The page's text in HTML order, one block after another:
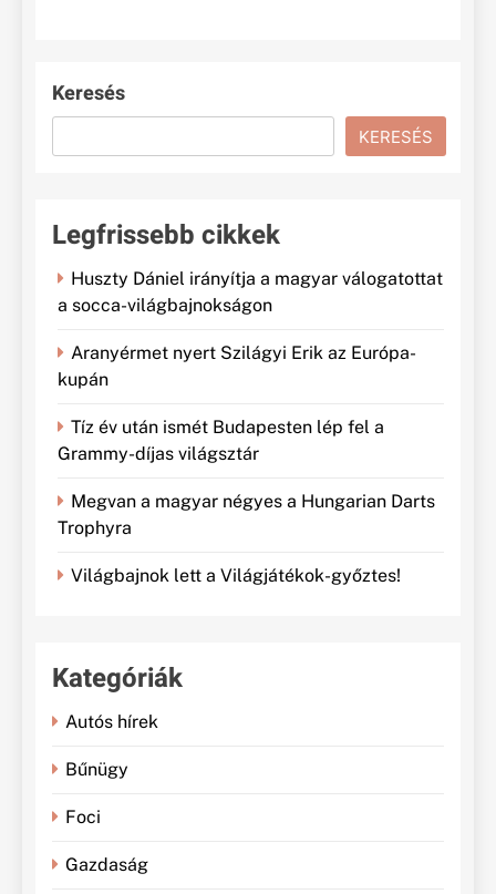
Keresés
KERESÉS
Legfrissebb cikkek
Huszty Dániel irányítja a magyar válogatottat
a socca-világbajnokságon
Aranyérmet nyert Szilágyi Erik az Európa-
kupán
Tíz év után ismét Budapesten lép fel a
Grammy-díjas világsztár
Megvan a magyar négyes a Hungarian Darts
Trophyra
Világbajnok lett a Világjátékok-győztes!
Kategóriák
Autós hírek
Bűnügy
Foci
Gazdaság